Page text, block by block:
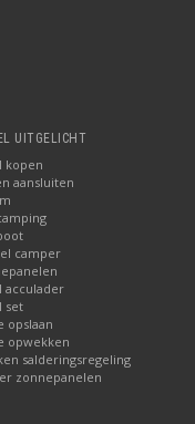
UITGELICHT
kopen
aansluiten
camper
acculader
set
opslaan
opwekken
salderingsregeling
zonnepanelen